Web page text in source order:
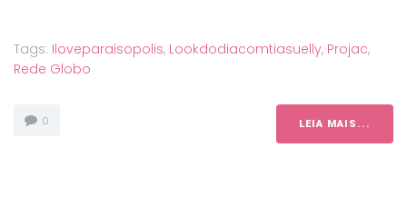
Tags: Iloveparaisopolis, Lookdodiacomtiasuelly, Projac,
Rede Globo
0 LEIA MAIS...